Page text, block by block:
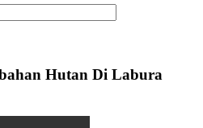
Hutan Di Labura